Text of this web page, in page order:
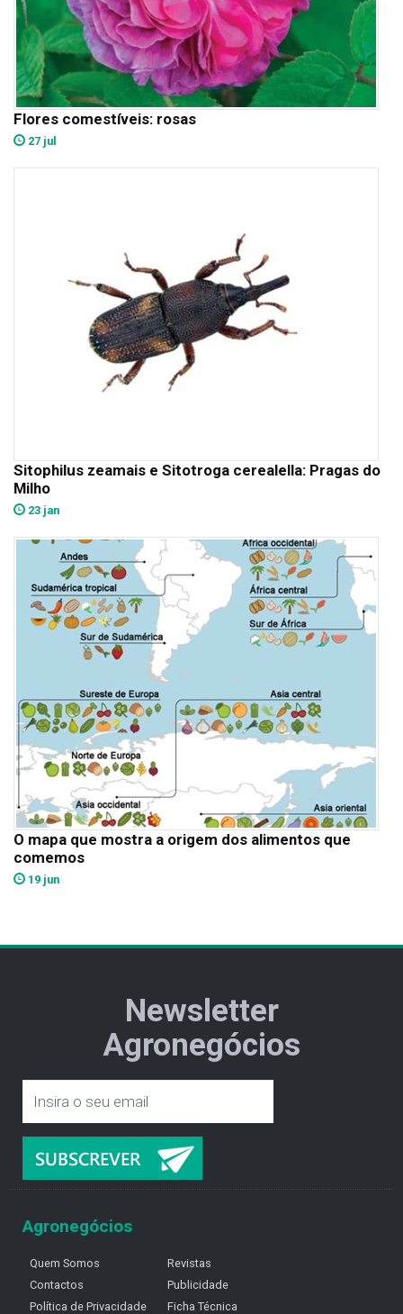
Flores comestíveis: rosas
27 jul
Sitophilus zeamais e Sitotroga cerealella: Pragas do
Milho
23 jan
O mapa que mostra a origem dos alimentos que
comemos
19 jun
Newsletter
Agronegócios
Agronegócios
Quem Somos
Contactos
Política de Privacidade
Revistas
Publicidade
Ficha Técnica